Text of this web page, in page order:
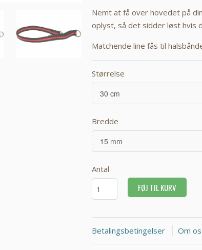
Nemt at få over hovedet på
oplyst, så det sidder løst hvis
Matchende line fås til
Størrelse
Bredde
Antal
FØJ TIL KURV
Betalingsbetingelser Om os